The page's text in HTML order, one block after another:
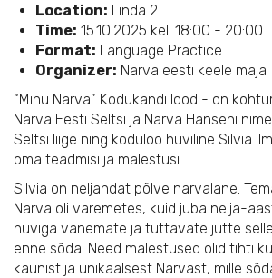
Location: Linda 2
Time: 15.10.2025 kell 18:00 - 20:00
Format: Language Practice
Organizer: Narva eesti keele maja
“Minu Narva” Kodukandi lood - on
Narva Eesti Seltsi ja Narva Hanseni
Seltsi liige ning koduloo huviline Silvia
oma teadmisi ja mälestusi.
Silvia on neljandat põlve narvalane.
Narva oli varemetes, kuid juba nelja-
huviga vanemate ja tuttavate jutte
enne sõda. Need mälestused olid tihti
kaunist ja unikaalsest Narvast, mille